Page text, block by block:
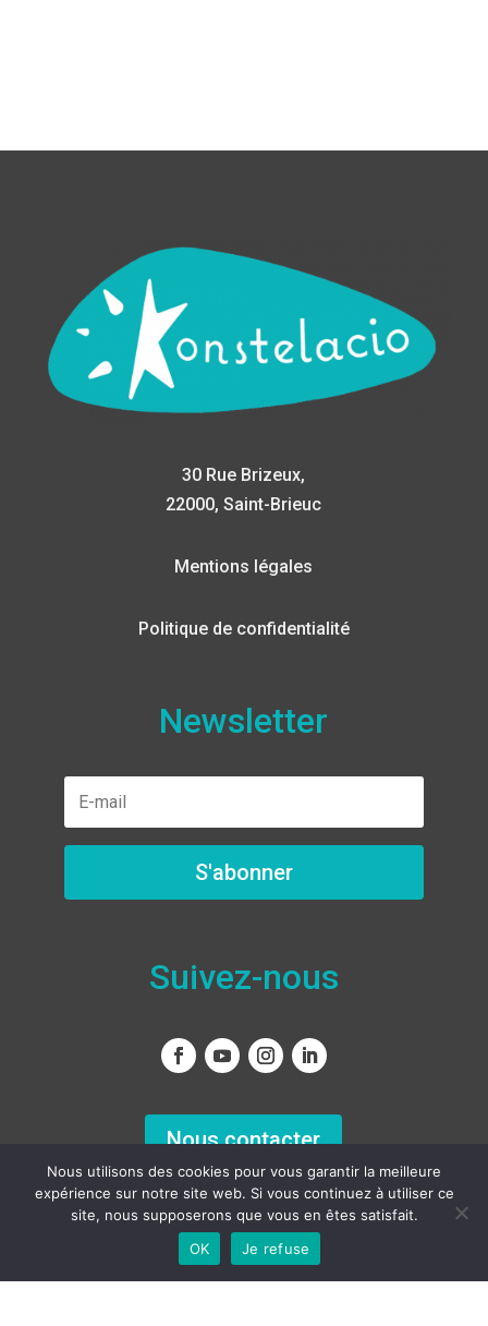
30 Rue Brizeux,
22000, Saint-Brieuc
Mentions légales
Politique de confidentialité
Newsletter
S'abonner
Suivez-nous
Nous contacter
Nous utilisons des cookies pour vous garantir la meilleure
expérience sur notre site web. Si vous continuez à utiliser ce
site, nous supposerons que vous en êtes satisfait.
OK
Je refuse